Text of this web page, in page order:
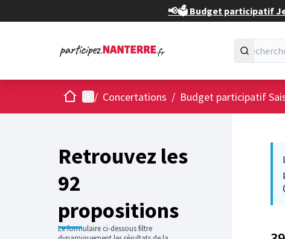
📢🗳️ Budget participatif
AccueilMenu principal
/ Concertations / Budget participatif
Retrouvez les
92
propositions
Le formulaire ci-dessous filtre